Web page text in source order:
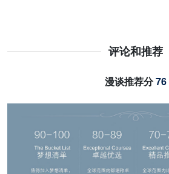
评论和推荐
漫谈推荐分76